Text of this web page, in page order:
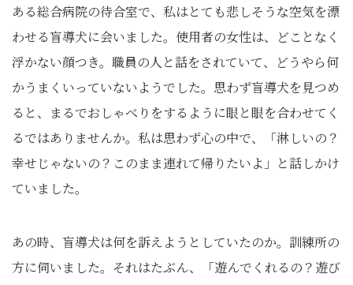
ある総合病院の待合室で、私はとても悲しそうな空気を漂
わせる盲導犬に会いました。使用者の女性は、どことなく
浮かない顔つき。職員の人と話をされていて、どうやら何
かうまくいっていないようでした。思わず盲導犬を見つめ
ると、まるでおしゃべりをするように眼と眼を合わせてく
るではありませんか。私は思わず心の中で、「淋しいの？
幸せじゃないの？このまま連れて帰りたいよ」と話しかけ
ていました。
あの時、盲導犬は何を訴えようとしていたのか。訓練所の
方に伺いました。それはたぶん、「遊んでくれるの？遊び